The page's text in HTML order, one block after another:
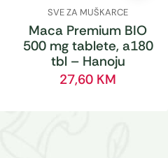
SVE ZA MUŠKARCE
Maca Premium BIO
500 mg tablete, a180
tbl – Hanoju
27,60 KM